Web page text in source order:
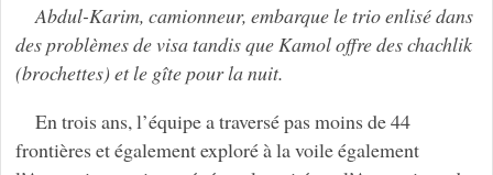
Abdul-Karim, camionneur, embarque le trio enlisé dans
des problèmes de visa tandis que Kamol offre des chachlik
(brochettes) et le gîte pour la nuit.
En trois ans, l’équipe a traversé pas moins de 44
frontières et également exploré à la voile également